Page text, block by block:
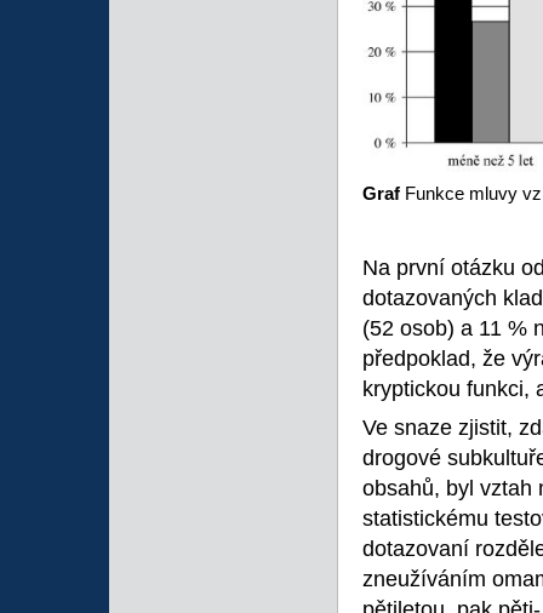
Graf Funkce mluvy
Na první otázku
dotazovaných
(52 osob) a 11 %
předpoklad, že
kryptickou funkci,
Ve snaze zjistit,
drogové
obsahů, byl vztah
statistickému
dotazovaní
zneužíváním